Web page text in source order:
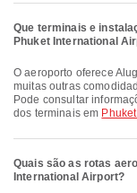
Que terminais e
Phuket International
O aeroporto oferece Aluguel de carros, Autocarro de transporte, Táxi e
muitas outras
Pode consultar
dos terminais em
Quais são as rotas
International Airport?